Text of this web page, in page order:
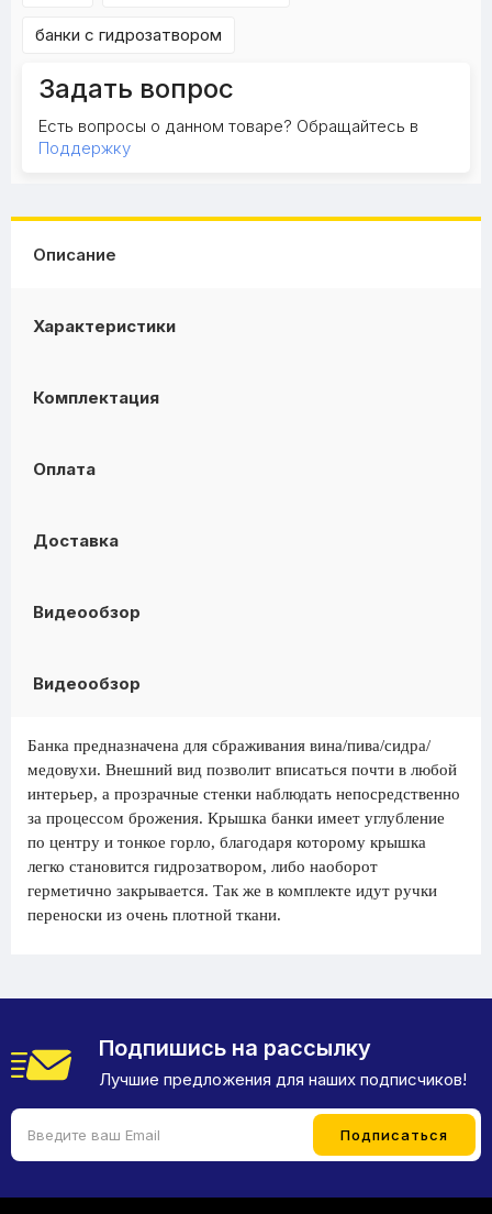
банки с гидрозатвором
Задать вопрос
Есть вопросы о данном товаре? Обращайтесь в
Поддержку
Описание
Характеристики
Комплектация
Оплата
Доставка
Видеообзор
Видеообзор
Банка предназначена для сбраживания вина/пива/сидра/
медовухи. Внешний вид позволит вписаться почти в любой
интерьер, а прозрачные стенки наблюдать непосредственно
за процессом брожения. Крышка банки имеет углубление
по центру и тонкое горло, благодаря которому крышка
легко становится гидрозатвором, либо наоборот
герметично закрывается. Так же в комплекте идут ручки
переноски из очень плотной ткани.
Подпишись на рассылку
Лучшие предложения для наших подписчиков!